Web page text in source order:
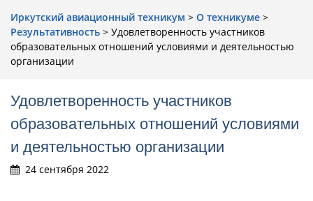
Иркутский авиационный техникум > О техникуме >
Результативность > Удовлетворенность участников
образовательных отношений условиями и деятельностью
организации
Удовлетворенность участников
образовательных отношений условиями
и деятельностью организации
24 сентября 2022